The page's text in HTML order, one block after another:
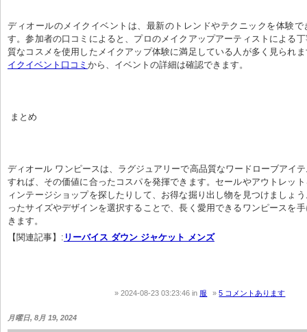
ディオールのメイクイベントは、最新のトレンドやテクニックを体験で
す。参加者の口コミによると、プロのメイクアップアーティストによる
質なコスメを使用したメイクアップ体験に満足している人が多く見られ
イクイベント口コミ から、イベントの詳細は確認できます。
まとめ
ディオール ワンピースは、ラグジュアリーで高品質なワードローブアイ
すれば、その価値に合ったコスパを発揮できます。セールやアウトレッ
ィンテージショップを探したりして、お得な掘り出し物を見つけましょ
ったサイズやデザインを選択することで、長く愛用できるワンピースを
きます。
【関連記事】: リーバイス ダウン ジャケット メンズ
2024-08-23 03:23:46in 服 5 コメントあります
月曜日, 8月 19, 2024